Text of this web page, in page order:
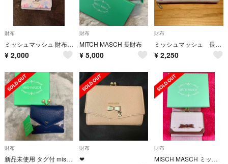
財布
ミッシュマッシュ 財布 長財布 花柄 ウォレット キーケース 4連 セット
¥ 2,000
財布
MITCH MASCH 長財布
¥ 5,000
財布
ミッシュマッシュ 長財布
¥ 2,250
財布
新品未使用 タグ付 misch masch
財布
❤︎
財布
MISCH MASCH ミッシュマッシュフェリカ がま口ウォレット ミニ財布